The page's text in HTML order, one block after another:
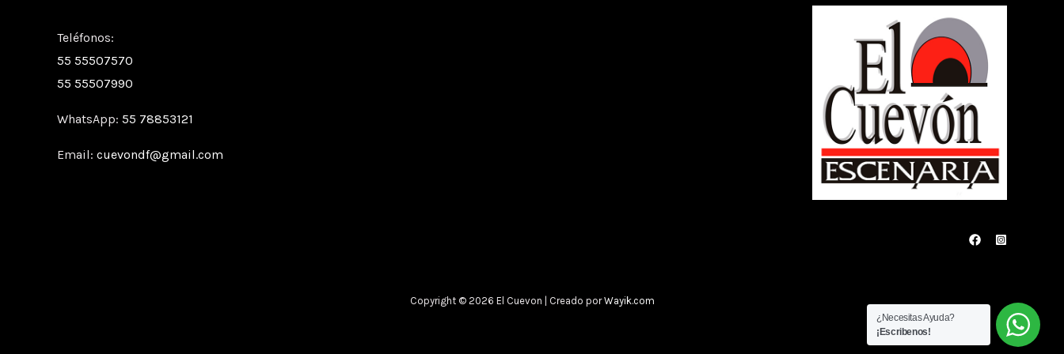
Teléfonos:
55 55507570
55 55507990
WhatsApp: 55 78853121
Email: cuevondf@gmail.com
Copyright © 2026 El Cuevon | Creado porWayik.com
¿Necesitas Ayuda?
¡Escribenos!